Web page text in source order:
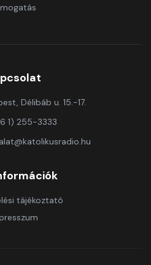
Délibáb u. 15.-17.
1) 255-3333
tájékoztató